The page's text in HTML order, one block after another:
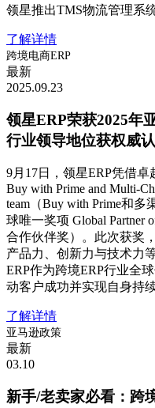
领星推出TMS物流管理系
了解详情
跨境电商ERP
最新
2025.09.23
领星ERP荣获2025年
行业领导地位获权威
9月17日，领星ERP凭借
Buy with Prime and Multi-
team（Buy with Prime和
球唯一奖项 Global Partner
合作伙伴奖）。此次获奖
产品力、创新力与技术力
ERP作为跨境ERP行业全
动客户成功并实现自身持
了解详情
亚马逊政策
最新
03.10
新手/老卖家必看：跨